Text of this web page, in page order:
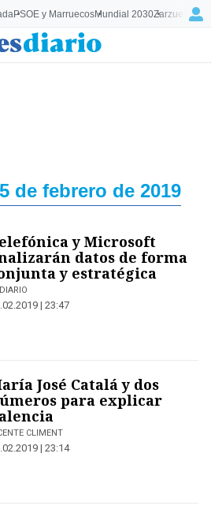
PSOE y MarruecosMundial 2030Zarzuela y
de febrero de 2019
y Microsoft
datos de forma
y estratégica
| 23:47
José Catalá y dos
para explicar
CLIMENT
| 23:14